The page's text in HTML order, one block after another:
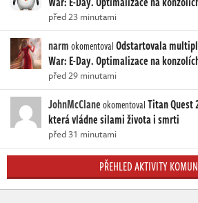
před 23 minutami
narmokomentovalOdstartovala
War: E-Day. Optimalizace na
před 29 minutami
JohnMcClaneokomentovalTitan Quest
která vládne silami života i smrti
před 31 minutami
PŘEHLED AKTIVITY